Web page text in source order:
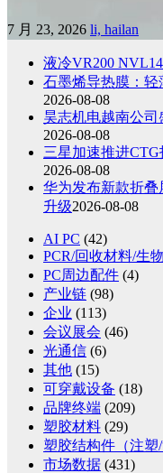
7 月 23, 2026 li, hailan
液冷VR200
石墨烯导热膜：
2026-08-08
昊志机电越南公
2026-08-08
三星加速推进
2026-08-08
华为发布新款折
升级2026-08-08
AI PC (42)
PCR/回收材料/生
PC周边配件 (4)
产业链 (98)
企业 (113)
会议展会 (46)
光通信 (6)
其他 (15)
可穿戴设备 (18)
品牌终端 (209)
塑胶材料 (29)
塑胶结构件（注塑
市场数据 (431)